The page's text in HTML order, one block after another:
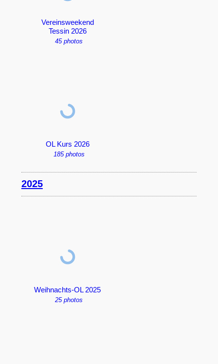
Vereinsweekend
Tessin 2026
45 photos
OL Kurs 2026
185 photos
2025
Weihnachts-OL 2025
25 photos